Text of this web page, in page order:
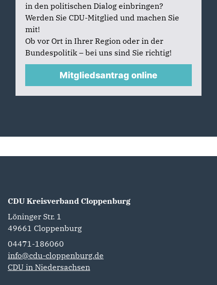
in den politischen Dialog einbringen?
Werden Sie CDU-Mitglied und machen Sie
mit!
Ob vor Ort in Ihrer Region oder in der
Bundespolitik – bei uns sind Sie richtig!
Mitgliedsantrag online
CDU Kreisverband Cloppenburg
Löninger Str. 1
49661 Cloppenburg
04471-186060
info@cdu-cloppenburg.de
CDU in Niedersachsen